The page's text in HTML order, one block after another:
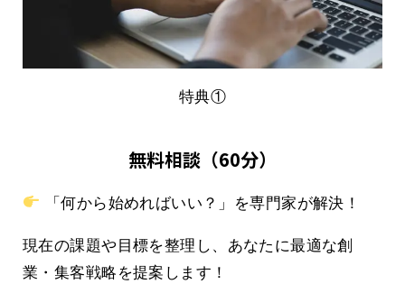
特典①
無料相談（60分）
「何から始めればいい？」を専門家が解決！
現在の課題や目標を整理し、あなたに最適な創
業・集客戦略を提案します！